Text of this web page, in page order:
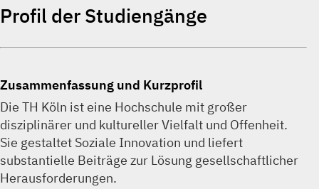
Profil der Studiengänge
Zusammenfassung und Kurzprofil
Die TH Köln ist eine Hochschule mit großer
disziplinärer und kultureller Vielfalt und Offenheit.
Sie gestaltet Soziale Innovation und liefert
substantielle Beiträge zur Lösung gesellschaftlicher
Herausforderungen.